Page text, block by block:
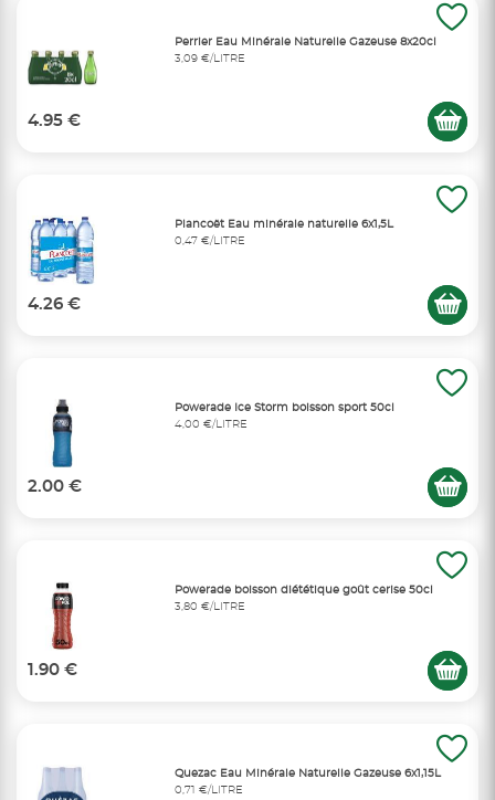
Perrier Eau Minérale Naturelle Gazeuse 8x20cl
3,09 €/LITRE
4.95 €
Plancoët Eau minérale naturelle 6x1,5L
0,47 €/LITRE
4.26 €
Powerade Ice Storm boisson sport 50cl
4,00 €/LITRE
2.00 €
Powerade boisson diététique goût cerise 50cl
3,80 €/LITRE
1.90 €
Quezac Eau Minérale Naturelle Gazeuse 6x1,15L
0,71 €/LITRE